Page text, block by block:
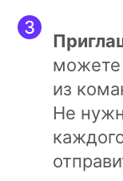
можете
из
Не